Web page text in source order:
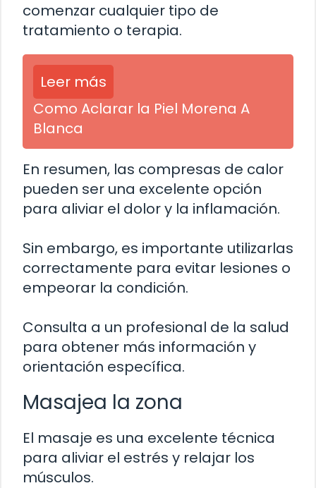
comenzar cualquier tipo de
tratamiento o terapia.
Leer más
Como Aclarar la Piel Morena A
Blanca
En resumen, las compresas de calor
pueden ser una excelente opción
para aliviar el dolor y la inflamación.
Sin embargo, es importante utilizarlas
correctamente para evitar lesiones o
empeorar la condición.
Consulta a un profesional de la salud
para obtener más información y
orientación específica.
Masajea la zona
El masaje es una excelente técnica
para aliviar el estrés y relajar los
músculos.